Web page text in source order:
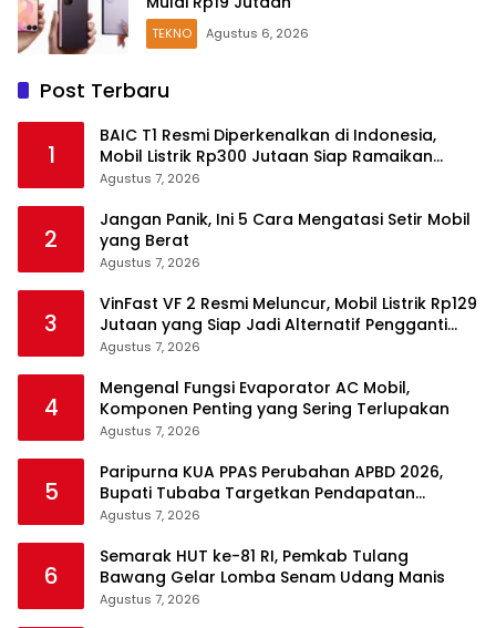
TEKNO Agustus 6, 2026
Post Terbaru
1
BAIC T1 Resmi Diperkenalkan di Indonesia,
Mobil Listrik Rp300 Jutaan Siap Ramaikan
Pasar EV
Agustus 7, 2026
2
Jangan Panik, Ini 5 Cara Mengatasi Setir Mobil
yang Berat
Agustus 7, 2026
3
VinFast VF 2 Resmi Meluncur, Mobil Listrik Rp129
Jutaan yang Siap Jadi Alternatif Pengganti
Motor
Agustus 7, 2026
4
Mengenal Fungsi Evaporator AC Mobil,
Komponen Penting yang Sering Terlupakan
Agustus 7, 2026
5
Paripurna KUA PPAS Perubahan APBD 2026,
Bupati Tubaba Targetkan Pendapatan
Daerah Rp820,3 Miliar
Agustus 7, 2026
6
Semarak HUT ke-81 RI, Pemkab Tulang
Bawang Gelar Lomba Senam Udang Manis
Agustus 7, 2026